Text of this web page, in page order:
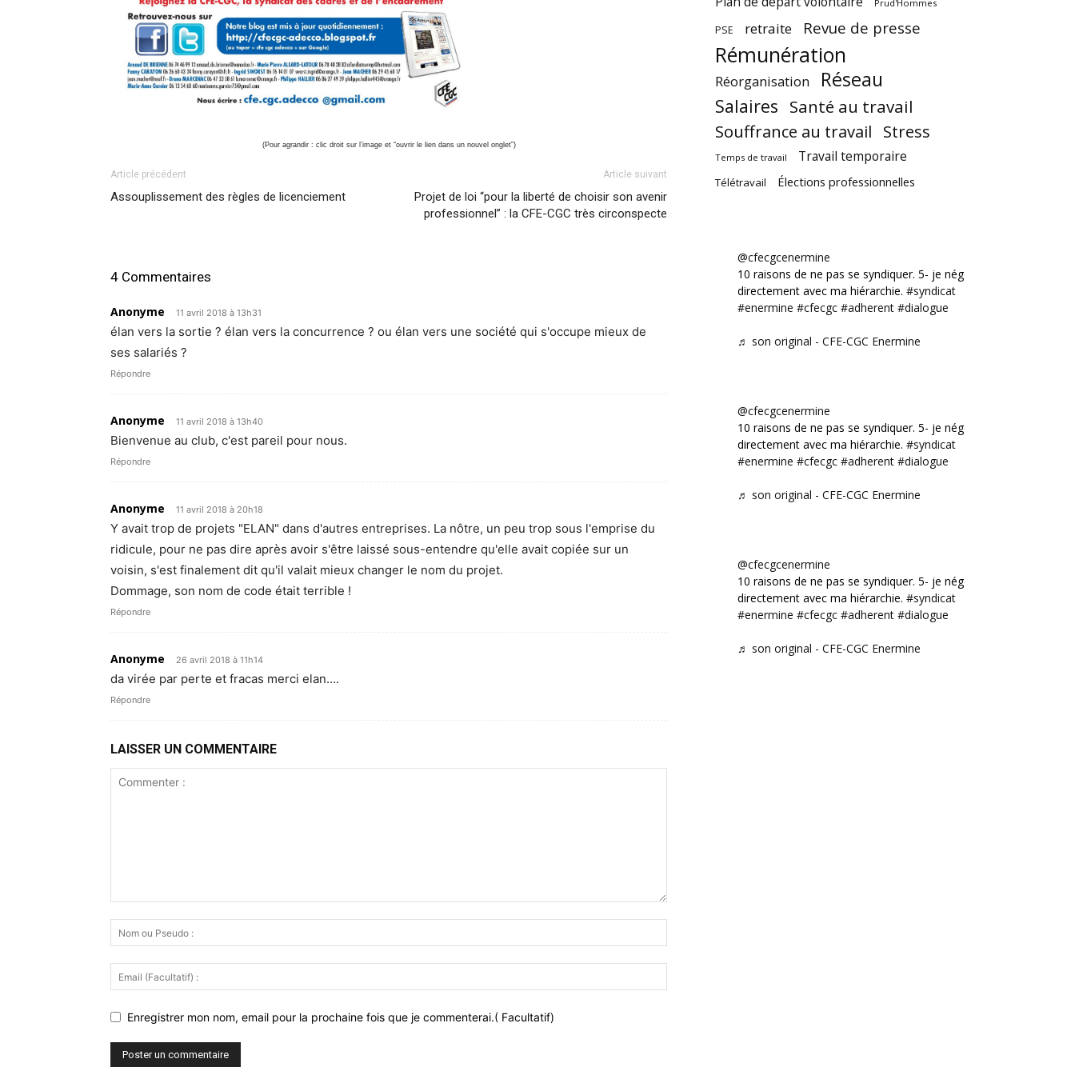
(Pour agrandir : clic droit sur l’image et “ouvrir le lien dans un nouvel onglet”)
Article précédent
Assouplissement des règles de licenciement
Article suivant
Projet de loi “pour la liberté de choisir son avenir
professionnel” : la CFE-CGC très circonspecte
4 Commentaires
Anonyme 11 avril 2018 à 13h31
élan vers la sortie ? élan vers la concurrence ? ou élan vers une société qui s'occupe mieux de
ses salariés ?
Répondre
Anonyme 11 avril 2018 à 13h40
Bienvenue au club, c'est pareil pour nous.
Répondre
Anonyme 11 avril 2018 à 20h18
Y avait trop de projets "ELAN" dans d'autres entreprises. La nôtre, un peu trop sous l'emprise du
ridicule, pour ne pas dire après avoir s'être laissé sous-entendre qu'elle avait copiée sur un
voisin, s'est finalement dit qu'il valait mieux changer le nom du projet.
Dommage, son nom de code était terrible !
Répondre
Anonyme 26 avril 2018 à 11h14
da virée par perte et fracas merci elan….
Répondre
LAISSER UN COMMENTAIRE
Enregistrer mon nom, email pour la prochaine fois que je commenterai.( Facultatif)
Prud'Hommes
PSE retraite Revue de presse
Rémunération
Réorganisation Réseau
Salaires Santé au travail
Souffrance au travail Stress
Temps de travail Travail temporaire
Télétravail Élections professionnelles
@cfecgcenermine
10 raisons de ne pas se syndiquer. 5- je négocie
directement avec ma hiérarchie. #syndicat
#enermine #cfecgc #adherent #dialogue
♬ son original - CFE-CGC Enermine
@cfecgcenermine
10 raisons de ne pas se syndiquer. 5- je négocie
directement avec ma hiérarchie. #syndicat
#enermine #cfecgc #adherent #dialogue
♬ son original - CFE-CGC Enermine
@cfecgcenermine
10 raisons de ne pas se syndiquer. 5- je négocie
directement avec ma hiérarchie. #syndicat
#enermine #cfecgc #adherent #dialogue
♬ son original - CFE-CGC Enermine